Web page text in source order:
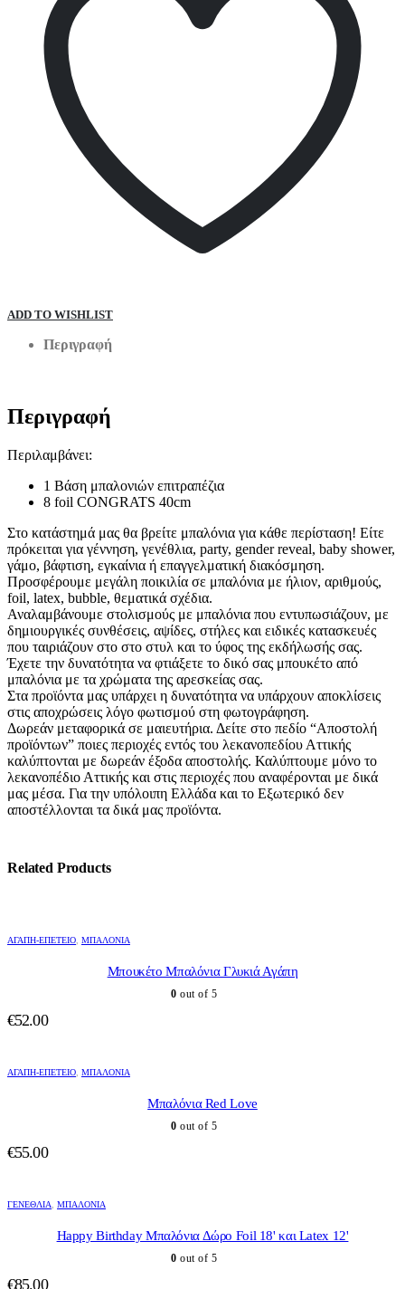
ADD TO WISHLIST
Περιγραφή
Περιγραφή
Περιλαμβάνει:
1 Βάση μπαλονιών επιτραπέζια
8 foil CONGRATS 40cm
Στο κατάστημά μας θα βρείτε μπαλόνια για κάθε περίσταση! Είτε
πρόκειται για γέννηση, γενέθλια, party, gender reveal, baby shower,
γάμο, βάφτιση, εγκαίνια ή επαγγελματική διακόσμηση.
Προσφέρουμε μεγάλη ποικιλία σε μπαλόνια με ήλιον, αριθμούς,
foil, latex, bubble, θεματικά σχέδια.
Αναλαμβάνουμε στολισμούς με μπαλόνια που εντυπωσιάζουν, με
δημιουργικές συνθέσεις, αψίδες, στήλες και ειδικές κατασκευές
που ταιριάζουν στο στο στυλ και το ύφος της εκδήλωσής σας.
Έχετε την δυνατότητα να φτιάξετε το δικό σας μπουκέτο από
μπαλόνια με τα χρώματα της αρεσκείας σας.
Στα προϊόντα μας υπάρχει η δυνατότητα να υπάρχουν αποκλίσεις
στις αποχρώσεις λόγο φωτισμού στη φωτογράφηση.
Δωρεάν μεταφορικά σε μαιευτήρια. Δείτε στο πεδίο “Αποστολή
προϊόντων” ποιες περιοχές εντός του λεκανοπεδίου Αττικής
καλύπτονται με δωρεάν έξοδα αποστολής. Καλύπτουμε μόνο το
λεκανοπέδιο Αττικής και στις περιοχές που αναφέρονται με δικά
μας μέσα. Για την υπόλοιπη Ελλάδα και το Εξωτερικό δεν
αποστέλλονται τα δικά μας προϊόντα.
Related Products
ΑΓΆΠΗ-ΕΠΈΤΕΙΟ ΜΠΑΛΌΝΙΑ
Μπουκέτο Μπαλόνια Γλυκιά Αγάπη
0 out of 5
€52.00
ΑΓΆΠΗ-ΕΠΈΤΕΙΟ ΜΠΑΛΌΝΙΑ
Μπαλόνια Red Love
0 out of 5
€55.00
ΓΕΝΈΘΛΙΑ ΜΠΑΛΌΝΙΑ
Happy Birthday Μπαλόνια Δώρο Foil 18' και Latex 12'
0 out of 5
€85.00